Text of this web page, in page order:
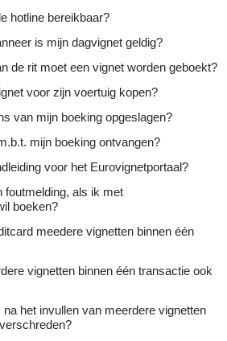
hotline bereikbaar?
is mijn dagvignet geldig?
de rit moet een vignet worden geboekt?
voor zijn voertuig kopen?
van mijn boeking opgeslagen?
mijn boeking ontvangen?
voor het Eurovignetportaal?
foutmelding, als ik met
boeken?
meedere vignetten binnen één
vignetten binnen één transactie ook
het invullen van meerdere vignetten